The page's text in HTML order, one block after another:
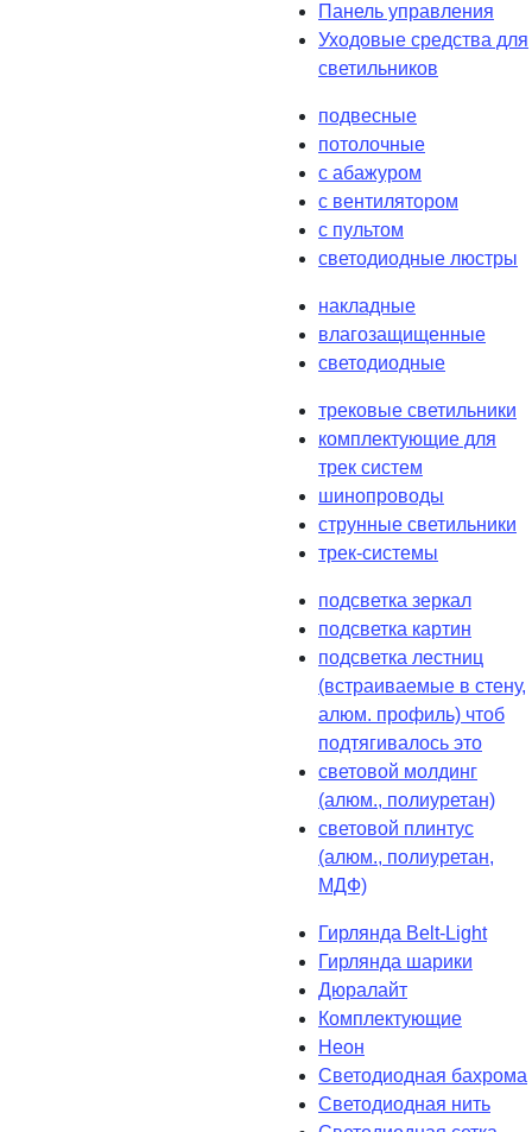
Панель управления
Уходовые средства для
светильников
подвесные
потолочные
с абажуром
с вентилятором
с пультом
светодиодные люстры
накладные
влагозащищенные
светодиодные
трековые светильники
комплектующие для
трек систем
шинопроводы
струнные светильники
трек-системы
подсветка зеркал
подсветка картин
подсветка лестниц
(встраиваемые в стену,
алюм. профиль) чтоб
подтягивалось это
световой молдинг
(алюм., полиуретан)
световой плинтус
(алюм., полиуретан,
МДФ)
Гирлянда Belt-Light
Гирлянда шарики
Дюралайт
Комплектующие
Неон
Светодиодная бахрома
Светодиодная нить